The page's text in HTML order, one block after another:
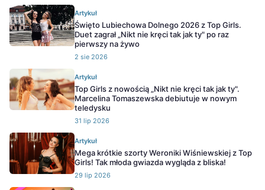
Artykuł
Święto Lubiechowa Dolnego 2026 z Top Girls.
Duet zagrał „Nikt nie kręci tak jak ty" po raz
pierwszy na żywo
2 sie 2026
Artykuł
Top Girls z nowością „Nikt nie kręci tak jak ty".
Marcelina Tomaszewska debiutuje w nowym
teledysku
31 lip 2026
Artykuł
Mega krótkie szorty Weroniki Wiśniewskiej z Top
Girls! Tak młoda gwiazda wygląda z bliska!
29 lip 2026